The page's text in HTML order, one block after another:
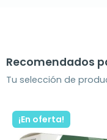
Recomendados
Tu selección de
¡En oferta!